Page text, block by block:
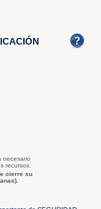
necesario
recursos.
cierre su